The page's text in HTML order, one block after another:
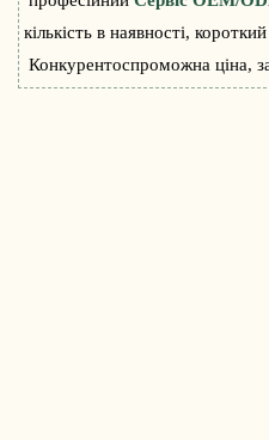
кількість в наявності,
Конкурентоспроможна ціна,